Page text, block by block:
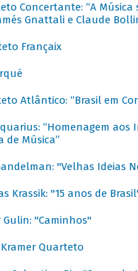
Concertante: “A Música
Gnattali e Claude
Françaix
Atlântico: “Brasil em
“Homenagem aos
de Música”
"Velhas Ideias
Krassik: "15 anos de
Gulin: "Caminhos"
Kramer Quarteto